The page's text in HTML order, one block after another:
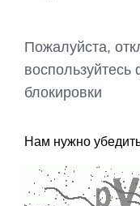
Пожалуйста,
блокировки
Нам нужно